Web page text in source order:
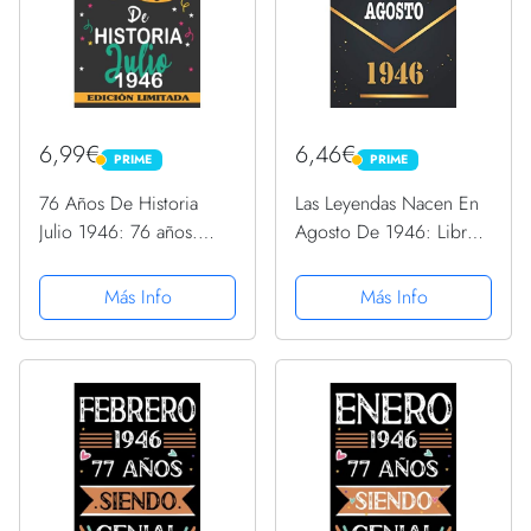
6,99€ PRIME
PRIME
76 Años De Historia
Julio 1946: 76 años.
cuaderno, 110 páginas
de felicitaciones, idea
de regalo, regalo Para la
Más Info
6,46€ PRIME
PRIME
Las Leyendas Nacen En
Agosto De 1946: Libro
cuaderno, 120 páginas
de felicitaciones, idea
de regalo, regalo de 74
Más Info